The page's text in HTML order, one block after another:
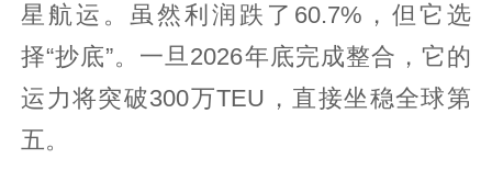
星航运。虽然利润跌了60.7%，但它选
择“抄底”。一旦2026年底完成整合，它的
运力将突破300万TEU，直接坐稳全球第
五。